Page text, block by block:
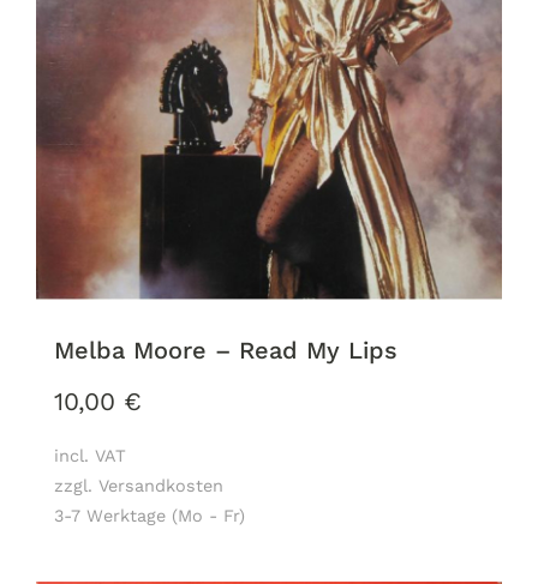
Melba Moore – Read My Lips
10,00 €
incl. VAT
zzgl. Versandkosten
3-7 Werktage (Mo - Fr)